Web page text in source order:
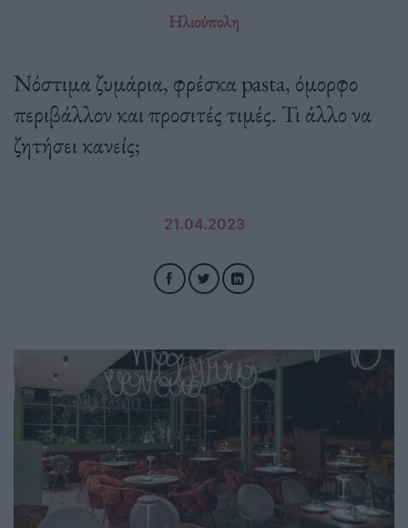
Ηλιούπολη
Νόστιμα ζυμάρια, φρέσκα pasta, όμορφο
περιβάλλον και προσιτές τιμές. Τι άλλο να
ζητήσει κανείς;
21.04.2023